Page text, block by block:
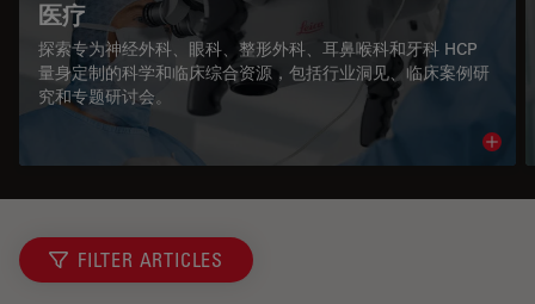
医疗
探索专为神经外科、眼科、整形外科、耳鼻喉科和牙科 HCP
量身定制的科学和临床综合资源，包括行业洞见、临床案例研
究和专题研讨会。
FILTER ARTICLES